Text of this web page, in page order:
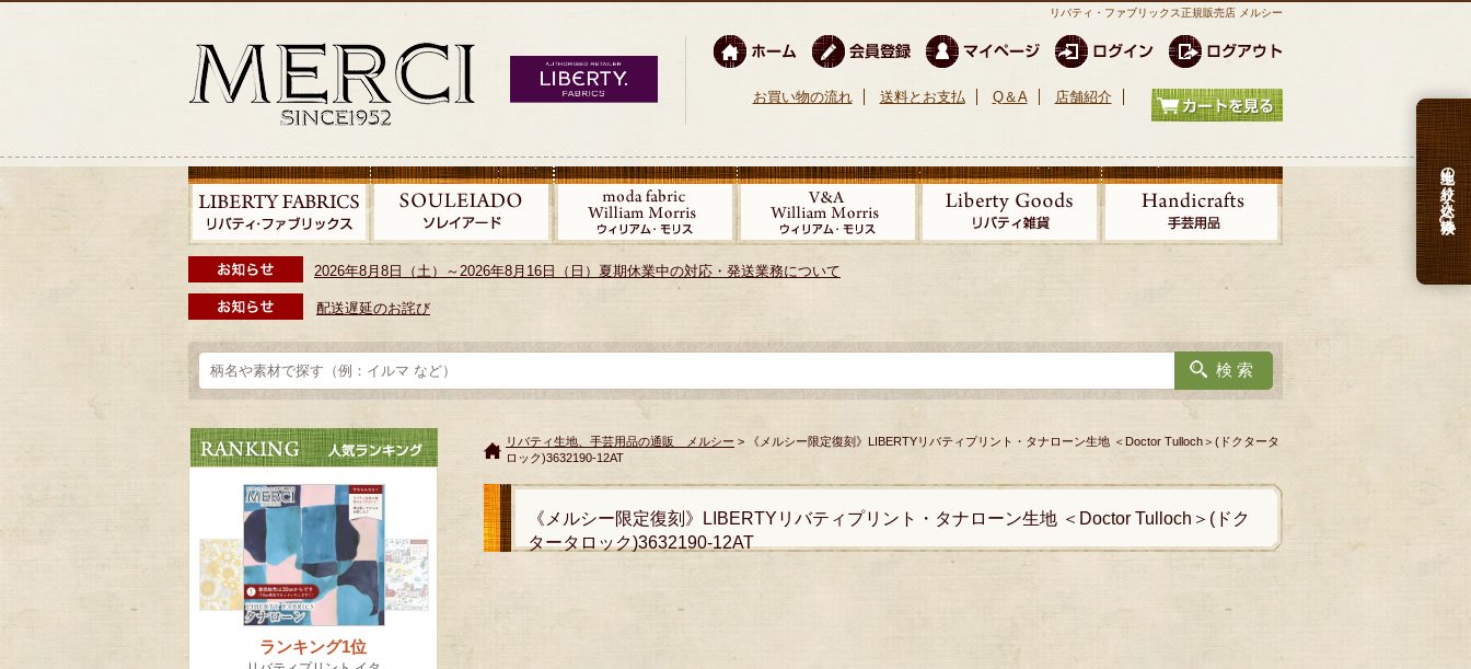
リバティ・ファブリックス正規販売店 メルシー
お買い物の流れ 送料とお支払 Q＆A 店舗紹介
2026年8月8日（土）～2026年8月16日（日）夏期休業中の対応・発送業務について
配送遅延のお詫び
生地の絞り込み検索
リバティ生地、手芸用品の通販 メルシー > 《メルシー限定復刻》LIBERTYリバティプリント・タナローン生地 ＜Doctor Tulloch＞(ドクタータ
ロック)3632190-12AT
《メルシー限定復刻》LIBERTYリバティプリント・タナローン生地 ＜Doctor Tulloch＞(ドク
タータロック)3632190-12AT